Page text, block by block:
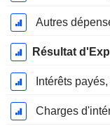
Autres
Résultat
Intérêts payés,
Charges